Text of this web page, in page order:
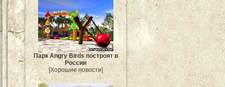
Парк Angry Birds построят в
России
[Хорошие новости]